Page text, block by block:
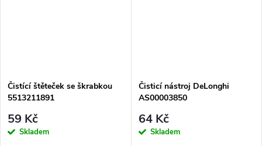
Čistící štěteček se škrabkou
5513211891
59 Kč
Skladem
Čisticí nástroj DeLonghi
AS00003850
64 Kč
Skladem